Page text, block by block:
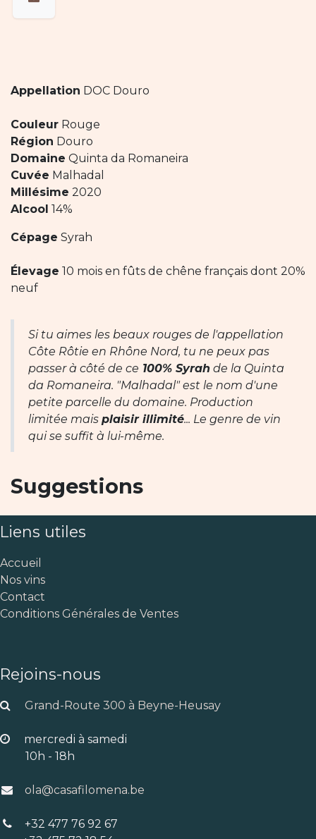
Appellation DOC Douro
Couleur Rouge
Région Douro
Domaine Quinta da Romaneira
Cuvée Malhadal
Millésime 2020
Alcool 14%
Cépage Syrah
Élevage 10 mois en fûts de chêne français dont 20%
neuf
Si tu aimes les beaux rouges de l'appellation
Côte Rôtie en Rhône Nord, tu ne peux pas
passer à côté de ce 100% Syrah de la Quinta
da Romaneira. "Malhadal" est le nom d'une
petite parcelle du domaine. Production
limitée mais plaisir illimité... Le genre de vin
qui se suffit à lui-même.
Suggestions
Liens utiles
Accueil
Nos vins
Contact
Conditions Générales de Ventes
Rejoins-nous
Grand-Route 300 à Beyne-Heusay
mercredi à samedi
10h - 18h
ola@casafilomena.be
+32 477 76 92 67